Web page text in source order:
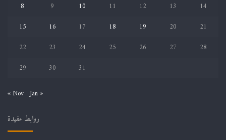
8
9 10 11 12 13
14
15
16 17 18 19 20
21
22
23 24 25 26 27
28
29
30 31
« Nov Jan »
روابط مفيدة